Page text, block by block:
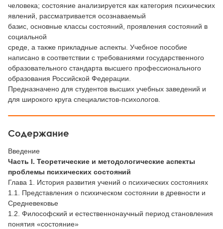
человека; состояние анализируется как категория психических
явлений, рассматривается осознаваемый
базис, основные классы состояний, проявления состояний в
социальной
среде, а также прикладные аспекты. Учебное пособие
написано в соответствии с требованиями государственного
образовательного стандарта высшего профессионального
образования Российской Федерации.
Предназначено для студентов высших учебных заведений и
для широкого круга специалистов-психологов.
Содержание
Введение
Часть I. Теоретические и методологические аспекты
проблемы психических состояний
Глава 1. История развития учений о психических состояниях
1.1. Представления о психическом состоянии в древности и
Средневековье
1.2. Философский и естественнонаучный период становления
понятия «состояние»